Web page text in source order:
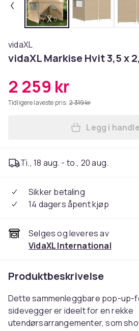
vidaXL
vidaXL Markise Hvit 3,5 x
2 259 kr
Tidligere laveste pris: 2 319 kr
Legg
Legg i
Ti., 18 aug. - to., 20 aug.
Sikker betaling
14 dagers åpent kjøp
Selges og leveres av
VidaXL International
Produktbeskrivelse
Dette sammenleggbare pop-up-
sidevegger er ideelt for en rekke
utendørsarrangementer, som